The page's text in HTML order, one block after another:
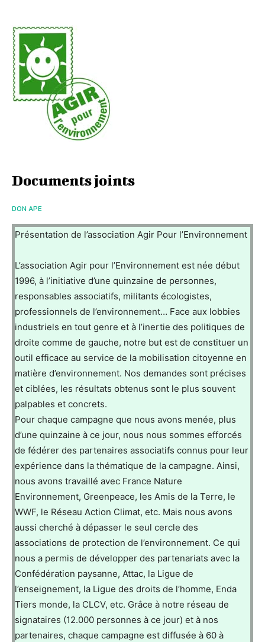
Documents joints
DON APE
Présentation de l’association Agir Pour l’Environnement
L’association Agir pour l’Environnement est née début
1996, à l’initiative d’une quinzaine de personnes,
responsables associatifs, militants écologistes,
professionnels de l’environnement… Face aux lobbies
industriels en tout genre et à l’inertie des politiques de
droite comme de gauche, notre but est de constituer un
outil efficace au service de la mobilisation citoyenne en
matière d’environnement. Nos demandes sont précises
et ciblées, les résultats obtenus sont le plus souvent
palpables et concrets.
Pour chaque campagne que nous avons menée, plus
d’une quinzaine à ce jour, nous nous sommes efforcés
de fédérer des partenaires associatifs connus pour leur
expérience dans la thématique de la campagne. Ainsi,
nous avons travaillé avec France Nature
Environnement, Greenpeace, les Amis de la Terre, le
WWF, le Réseau Action Climat, etc. Mais nous avons
aussi cherché à dépasser le seul cercle des
associations de protection de l’environnement. Ce qui
nous a permis de développer des partenariats avec la
Confédération paysanne, Attac, la Ligue de
l’enseignement, la Ligue des droits de l’homme, Enda
Tiers monde, la CLCV, etc. Grâce à notre réseau de
signataires (12.000 personnes à ce jour) et à nos
partenaires, chaque campagne est diffusée à 60 à